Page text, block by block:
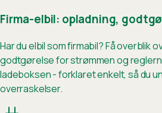
Firma-elbil: opladning,
Har du elbil som firmabil? Få overblik
godtgørelse for strømmen og
ladeboksen - forklaret enkelt, så du
overraskelser.